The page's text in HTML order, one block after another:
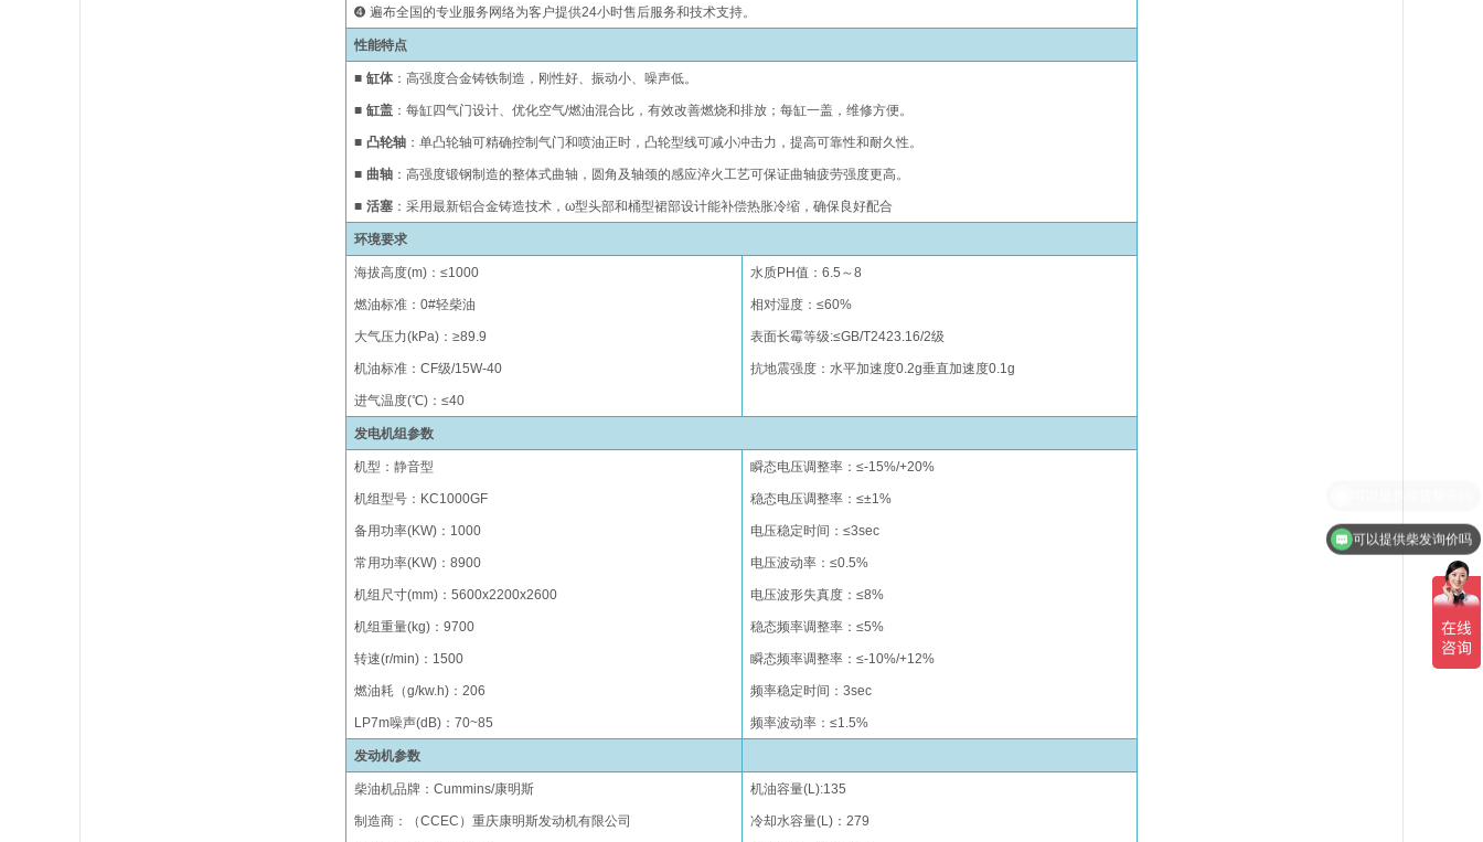
➍ 遍布全国的专业服务网络为客户提供24小时售后服务和技术支持。
性能特点
■ 缸体 ：高强度合金铸铁制造，刚性好、振动小、噪声低。
■ 缸盖 ：每缸四气门设计、优化空气/燃油混合比，有效改善燃烧和排放；每缸一盖，维修方便。
■ 凸轮轴 ：单凸轮轴可精确控制气门和喷油正时，凸轮型线可减小冲击力，提高可靠性和耐久性。
■ 曲轴 ：高强度锻钢制造的整体式曲轴，圆角及轴颈的感应淬火工艺可保证曲轴疲劳强度更高。
■ 活塞 ：采用最新铝合金铸造技术，ω型头部和桶型裙部设计能补偿热胀冷缩，确保良好配合
环境要求
海拔高度(m) ：≤1000
燃油标准：0#轻柴油
大气压力(kPa)：≥89.9
机油标准：CF级/15W-40
进气温度(℃)：≤40
水质PH值：6.5 ～8
相对湿度：≤60%
表面长霉等级:≤GB/T2423.16/2级
抗地震强度：水平加速度0.2g垂直加速度0.1g
发电机组参数
机型：静音型
机组型号 ： KC1000GF
备用功率(KW) ： 1000
常用功率(KW) ：8900
机组尺寸(mm) ：5600x2200x2600
机组重量(kg) ：9700
转速(r/min) ： 1500
燃油耗（g/kw.h) ：206
LP7m噪声(dB)：70~85
瞬态电压调整率：≤-15%/+20%
稳态电压调整率：≤±1%
电压稳定时间：≤3sec
电压波动率：≤0.5%
电压波形失真度：≤8%
稳态频率调整率：≤5%
瞬态频率调整率：≤-10%/+12%
频率稳定时间：3sec
频率波动率：≤1.5%
发动机参数
柴油机品牌 ：Cummins/康明斯
制造商：（CCEC）重庆康明斯发动机有限公司
机油容量(L):135
冷却水容量(L)：279
可以提供柴发询价吗